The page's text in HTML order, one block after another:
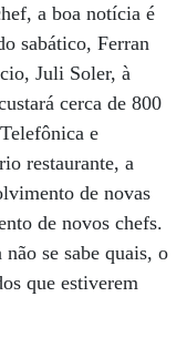
a boa notícia é
sabático, Ferran
Juli Soler, à
cerca de 800
e
restaurante, a
de novas
de novos chefs.
se sabe quais, o
que estiverem